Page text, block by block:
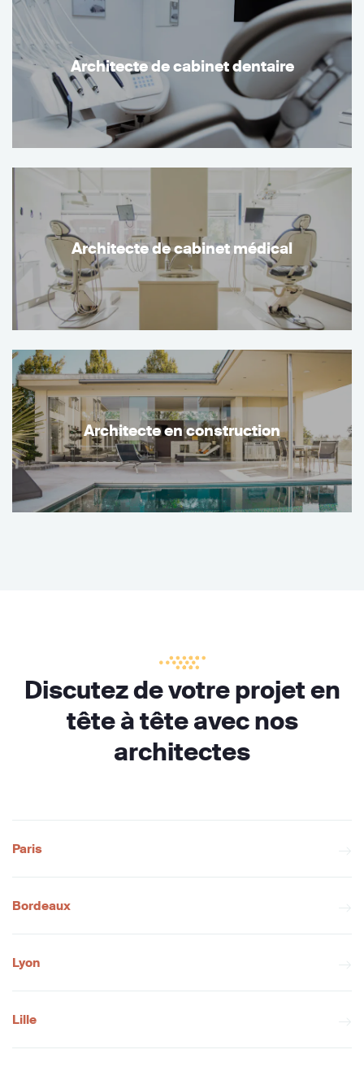
Architecte de cabinet dentaire
Architecte de cabinet médical
Architecte en construction
Discutez de votre projet en
tête à tête avec nos
architectes
Paris
Bordeaux
Lyon
Lille